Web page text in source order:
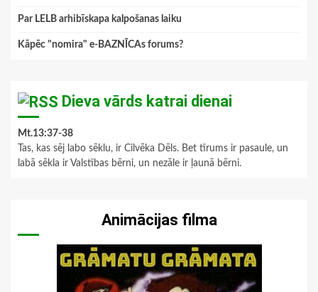
Par LELB arhibīskapa kalpošanas laiku
Kāpēc "nomira" e-BAZNĪCAs forums?
Dieva vārds katrai dienai
Mt.13:37-38
Tas, kas sēj labo sēklu, ir Cilvēka Dēls. Bet tīrums ir pasaule, un
labā sēkla ir Valstības bērni, un nezāle ir ļaunā bērni.
Animācijas filma